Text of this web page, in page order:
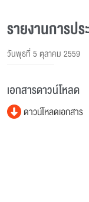
รายงานการป
วันพุธที่ 5 ตุลาคม 2559
เอกสารดาวน์โหลด
ดาวน์โหลดเอกสาร